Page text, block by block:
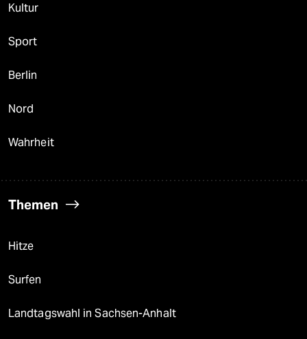
Kultur
Sport
Berlin
Nord
Wahrheit
Themen
Hitze
Surfen
Landtagswahl in Sachsen-Anhalt